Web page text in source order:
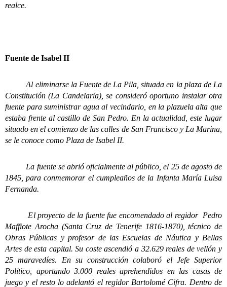
realce.
Fuente de Isabel II
Al eliminarse la Fuente de La Pila, situada en la plaza de La
Constitución (La Candelaria), se consideró oportuno instalar otra
fuente para suministrar agua al vecindario, en la plazuela alta que
estaba frente al castillo de San Pedro. En la actualidad, este lugar
situado en el comienzo de las calles de San Francisco y La Marina,
se le conoce como Plaza de Isabel II.
La fuente se abrió oficialmente al público, el 25 de agosto de
1845, para conmemorar el cumpleaños de la Infanta María Luisa
Fernanda.
El proyecto de la fuente fue encomendado al regidor Pedro
Maffiote Arocha (Santa Cruz de Tenerife 1816-1870), técnico de
Obras Públicas y profesor de las Escuelas de Náutica y Bellas
Artes de esta capital. Su coste ascendió a 32.629 reales de vellón y
25 maravedíes. En su construcción colaboró el Jefe Superior
Político, aportando 3.000 reales aprehendidos en las casas de
juego y el resto lo adelantó el regidor Bartolomé Cifra. Dentro de